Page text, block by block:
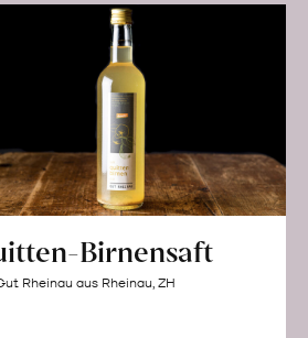
Birnensaft
Rheinau aus Rheinau, ZH